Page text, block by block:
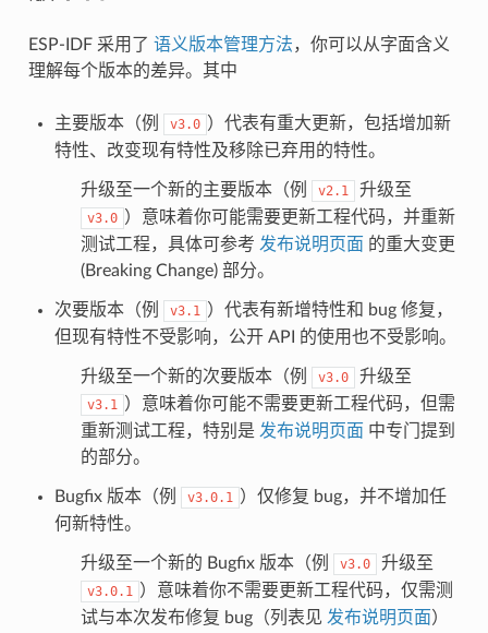
ESP-IDF 采用了 语义版本管理方法，你可以从字面含义
理解每个版本的差异。其中
主要版本（例 v3.0 ）代表有重大更新，包括增加新
特性、改变现有特性及移除已弃用的特性。
升级至一个新的主要版本（例 v2.1 升级至
v3.0 ）意味着你可能需要更新工程代码，并重新
测试工程，具体可参考 发布说明页面 的重大变更
(Breaking Change) 部分。
次要版本（例 v3.1 ）代表有新增特性和 bug 修复，
但现有特性不受影响，公开 API 的使用也不受影响。
升级至一个新的次要版本（例 v3.0 升级至
v3.1 ）意味着你可能不需要更新工程代码，但需
重新测试工程，特别是 发布说明页面 中专门提到
的部分。
Bugfix 版本（例 v3.0.1 ）仅修复 bug，并不增加任
何新特性。
升级至一个新的 Bugfix 版本（例 v3.0 升级至
v3.0.1 ）意味着你不需要更新工程代码，仅需测
试与本次发布修复 bug（列表见 发布说明页面）